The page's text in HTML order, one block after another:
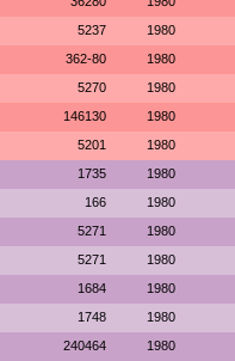
5237 1980
362-80 1980
5270 1980
146130 1980
5201 1980
1735 1980
166 1980
5271 1980
5271 1980
1684 1980
1748 1980
240464 1980